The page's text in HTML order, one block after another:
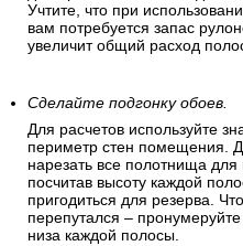
Учтите, что при
вам потребуется запас
увеличит общий расход
Сделайте подгонку обоев.
Для расчетов используйте
периметр стен помещения.
нарезать все полотнища
посчитав высоту каждой
пригодиться для резерва.
перепутался –
низа каждой полосы.